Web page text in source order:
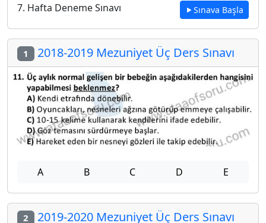
7. Hafta Deneme Sınavı Sınava Başla
1 2018-2019 Mezuniyet Üç Ders Sınavı
A B C D E
2 2019-2020 Mezuniyet Üç Ders Sınavı